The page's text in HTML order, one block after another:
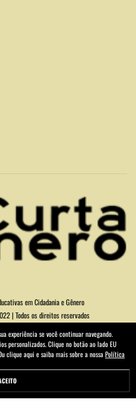
em Cidadania e Gênero
| Todos os direitos reservados
experiência se você continuar navegando.
personalizados. Clique no botão ao lado EU
clique aqui e saiba mais sobre a nossaPolítica